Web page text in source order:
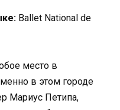
Ballet National de
место в
в этом городе
Мариус Петипа,